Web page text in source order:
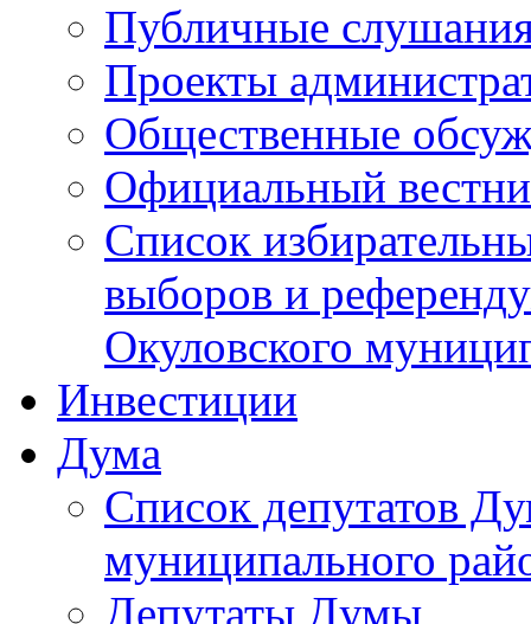
Публичные
Проекты
Общественные
Официальный
Список
выборов и
Окуловского
Инвестиции
Дума
Список депутатов
муниципального
Депутаты Думы